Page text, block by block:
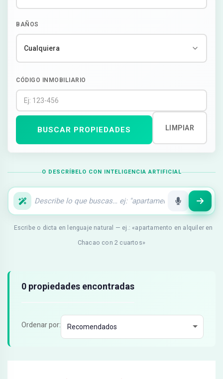
BAÑOS
CÓDIGO INMOBILIARIO
BUSCAR PROPIEDADES LIMPIAR
O DESCRÍBELO CON INTELIGENCIA ARTIFICIAL
Escribe o dicta en lenguaje natural — ej.: «apartamento en alquiler en
Chacao con 2 cuartos»
Resultados de búsqueda
0 propiedades encontradas
Ordenar por: